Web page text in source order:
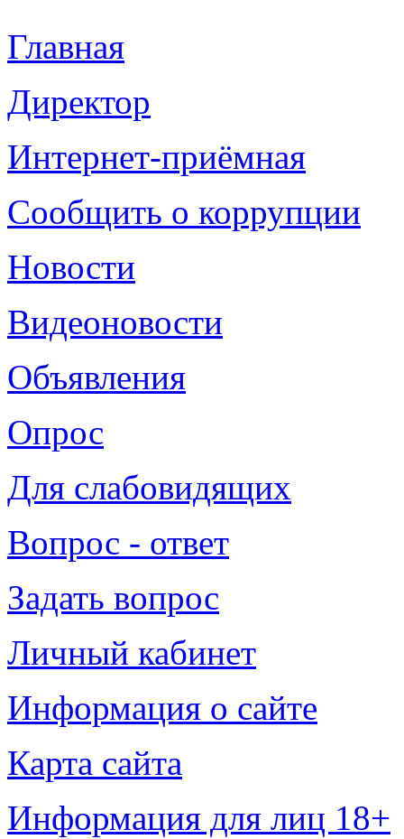
Главная
Директор
Интернет-приёмная
Сообщить о коррупции
Новости
Видеоновости
Объявления
Опрос
Для слабовидящих
Вопрос - ответ
Задать вопрос
Личный кабинет
Информация о сайте
Карта сайта
Информация для лиц 18+